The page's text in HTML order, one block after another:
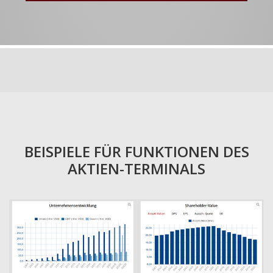
BEISPIELE FÜR FUNKTIONEN DES
AKTIEN-TERMINALS